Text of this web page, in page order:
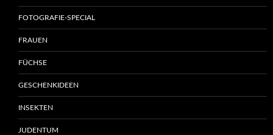
FOTOGRAFIE-SPECIAL
FRAUEN
FÜCHSE
GESCHENKIDEEN
INSEKTEN
JUDENTUM